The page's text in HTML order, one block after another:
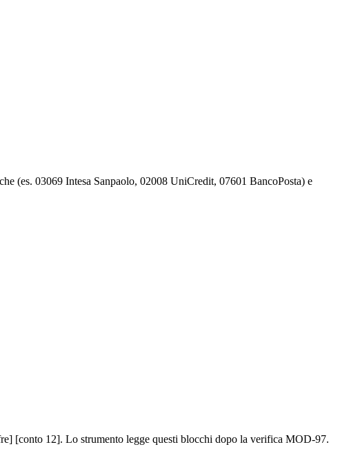
03069 Intesa Sanpaolo, 02008 UniCredit, 07601 BancoPosta) e
[conto 12]. Lo strumento legge questi blocchi dopo la verifica MOD-97.